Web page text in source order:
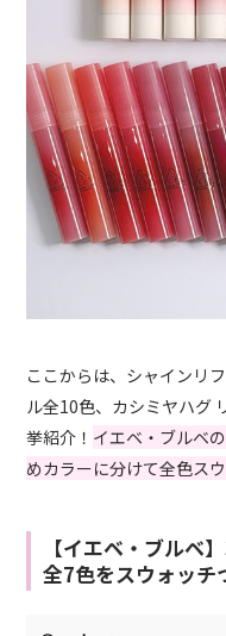
ここからは、シャインリ
ル全10色、カシミヤハグ
挙紹介！ イエベ・ブルベ
めカラーに分けて全色ス
【イエベ・ブルベ
全7色をスウォッチ